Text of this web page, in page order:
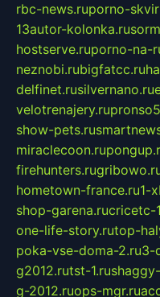
rbc-news.ruporno-
13autor-kolonka.ru
hostserve.ruporno-na-
neznobi.rubigfatcc.ru
delfinet.rusilvernano.ru
velotrenajery.ru
show-pets.ru
miraclecoon.ru
firehunters.ru
hometown-france.ru1-
shop-garena.rucricetc-
one-life-story.rutop-
poka-vse-doma-2.ru3-
g2012.rutst-1.ru
g-2012.ruops-mgr.ru